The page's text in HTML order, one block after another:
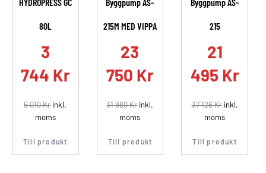
HYDROPRESS GC
80L
3
744 Kr
6 010Krinkl.
moms
Till produkt
Byggpump AS-
215M MED VIPPA
23
750 Kr
31 980Krinkl.
moms
Till produkt
Byggpump AS-
215
21
495 Kr
37 126Krinkl.
moms
Till produkt